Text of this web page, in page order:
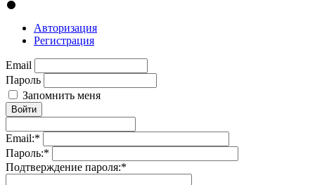
Авторизация
Регистрация
Email
Пароль
Запомнить меня
Войти
Email:*
Пароль:*
Подтверждение пароля:*